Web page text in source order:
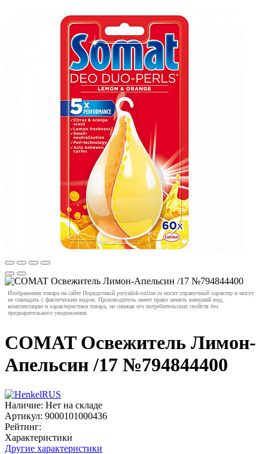
Изображения товара на сайте Порядочный poryadok-online.ru носят справочный характер и могут
не совпадать с фактическим видом. Производитель имеет право менять внешний вид,
комплектацию и характеристики товара, не снижая его потребительских свойств без
предварительного уведомления.
СOMAT Освежитель Лимон-
Апельсин /17 №794844400
Наличие: Нет на складе
Артикул: 9000101000436
Рейтинг:
Характеристики
Другие характеристики